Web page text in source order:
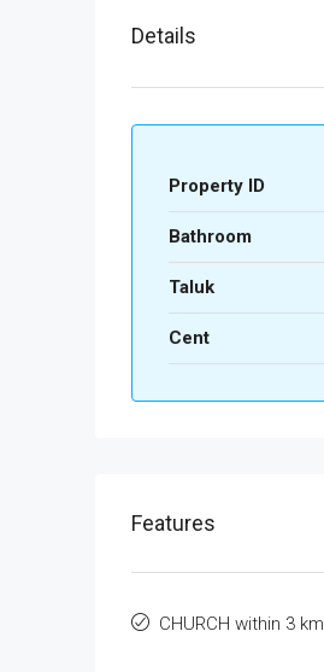
Details
Property ID
Bathroom
Taluk
Cent
Features
CHURCH within 3 km